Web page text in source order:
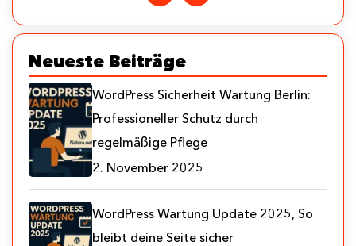
Neueste Beiträge
WordPress Sicherheit Wartung Berlin:
Professioneller Schutz durch
regelmäßige Pflege
2. November 2025
WordPress Wartung Update 2025, So
bleibt deine Seite sicher